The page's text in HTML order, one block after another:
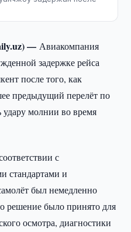
—Авиакомпания
задержке рейса
после того, как
предыдущий перелёт по
удару молнии во время
с
стандартами и
был немедленно
решение было принято для
осмотра, диагностики